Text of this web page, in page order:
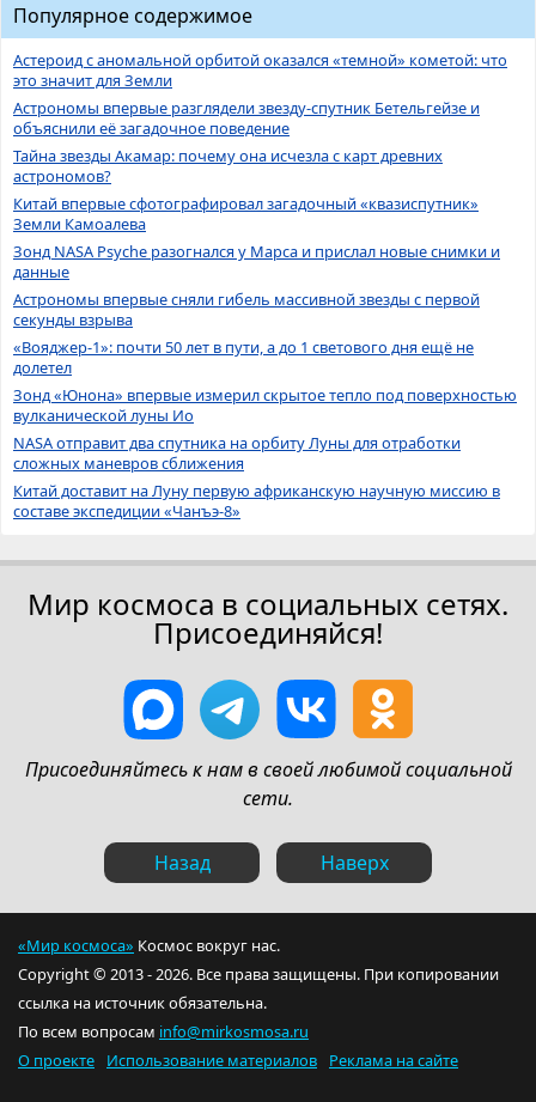
Популярное содержимое
Астероид с аномальной орбитой оказался «темной» кометой: что
это значит для Земли
Астрономы впервые разглядели звезду-спутник Бетельгейзе и
объяснили её загадочное поведение
Тайна звезды Акамар: почему она исчезла с карт древних
астрономов?
Китай впервые сфотографировал загадочный «квазиспутник»
Земли Камоалева
Зонд NASA Psyche разогнался у Марса и прислал новые снимки и
данные
Астрономы впервые сняли гибель массивной звезды с первой
секунды взрыва
«Вояджер-1»: почти 50 лет в пути, а до 1 светового дня ещё не
долетел
Зонд «Юнона» впервые измерил скрытое тепло под поверхностью
вулканической луны Ио
NASA отправит два спутника на орбиту Луны для отработки
сложных маневров сближения
Китай доставит на Луну первую африканскую научную миссию в
составе экспедиции «Чанъэ-8»
Мир космоса в социальных сетях.
Присоединяйся!
Присоединяйтесь к нам в своей любимой социальной
сети.
Назад Наверх
«Мир космоса» Космос вокруг нас.
Copyright © 2013 - 2026. Все права защищены. При копировании
ссылка на источник обязательна.
По всем вопросам info@mirkosmosa.ru
О проекте
Использование материалов Реклама на сайте